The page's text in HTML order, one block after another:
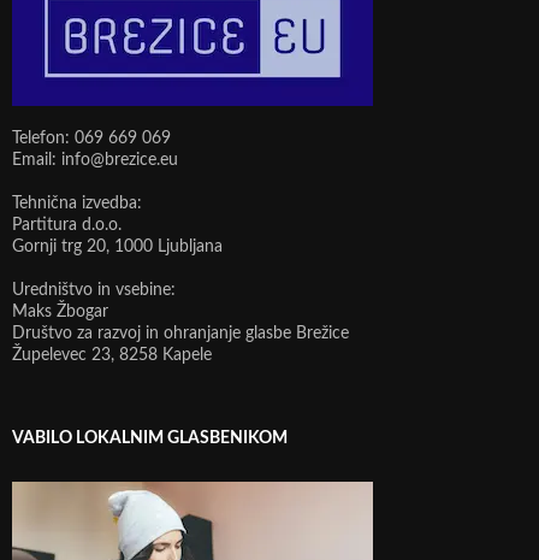
Telefon: 069 669 069
Email: info@brezice.eu
Tehnična izvedba:
Partitura d.o.o.
Gornji trg 20, 1000 Ljubljana
Uredništvo in vsebine:
Maks Žbogar
Društvo za razvoj in ohranjanje glasbe Brežice
Župelevec 23, 8258 Kapele
VABILO LOKALNIM GLASBENIKOM